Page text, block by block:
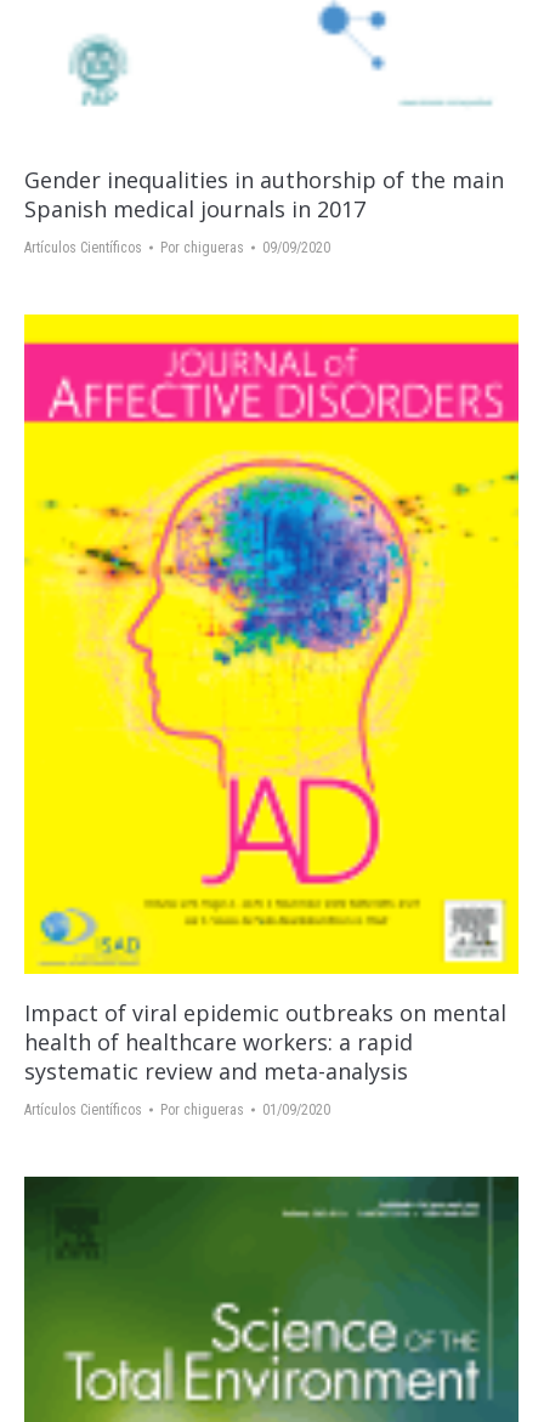
Gender inequalities in authorship of the main
Spanish medical journals in 2017
Artículos Científicos Por chigueras 09/09/2020
Impact of viral epidemic outbreaks on mental
health of healthcare workers: a rapid
systematic review and meta-analysis
Artículos Científicos Por chigueras 01/09/2020